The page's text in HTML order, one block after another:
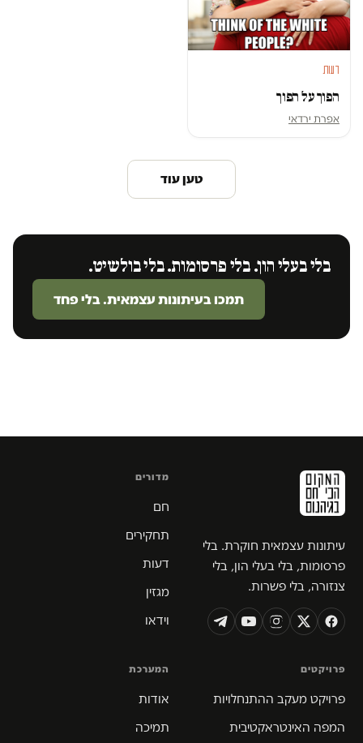
דעות
הפוך על הפוך
אפרת ירדאי
טען עוד
בלי בעלי הון. בלי פרסומות. בלי בולשיט.
תמכו בעיתונות עצמאית. בלי פחד
עיתונות עצמאית חוקרת. בלי
פרסומות, בלי בעלי הון, בלי
צנזורה, בלי פשרות.
מדורים
חם
תחקירים
דעות
מגזין
וידאו
פרויקטים
פרויקט מעקב ההתנחלויות
המפה האינטראקטיבית
המערכת
אודות
תמיכה